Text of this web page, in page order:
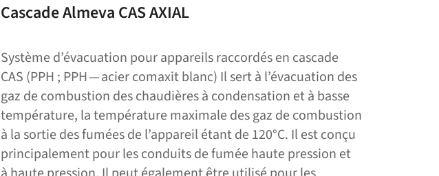
Cascade Almeva CAS AXIAL
Système d’évacuation pour appareils raccordés en cascade
CAS (PPH ; PPH — acier comaxit blanc) Il sert à l’évacuation des
gaz de combustion des chaudières à condensation et à basse
température, la température maximale des gaz de combustion
à la sortie des fumées de l’appareil étant de 120°C. Il est conçu
principalement pour les conduits de fumée haute pression et